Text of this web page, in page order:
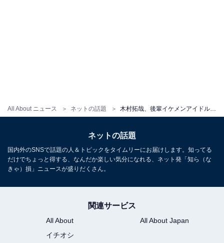
All About ニュース ネットの話題
ネットの話題
国内外のSNSで話題の人＆トピックをタイムリーにお届けします。知ってる
だけでちょっと得する、なんだか楽しい気分になれる、ネット発「知ら（な
きゃ）損」ニュースが盛りだくさん。
関連サービス
All About
All About Japan
イチオシ